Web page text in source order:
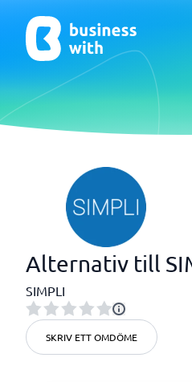
Alternativ till
SIMPLI
SKRIV ETT OMDÖME